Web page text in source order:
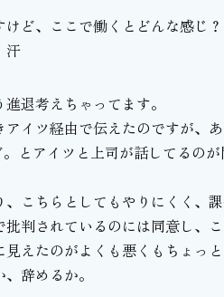
ど、ここで働くとどんな感じ
汗
退考えちゃってます。
イツ経由で伝えたのですが、
とアイツと上司が話してるの
こちらとしてもやりにくく、
判されているのには同意し、
えたのがよくも悪くもちょっ
辞めるか。